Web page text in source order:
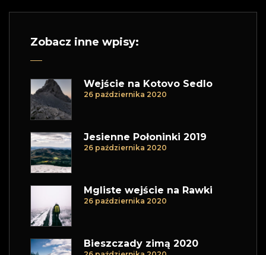
Zobacz inne wpisy:
Wejście na Kotovo Sedlo
26 października 2020
Jesienne Połoninki 2019
26 października 2020
Mgliste wejście na Rawki
26 października 2020
Bieszczady zimą 2020